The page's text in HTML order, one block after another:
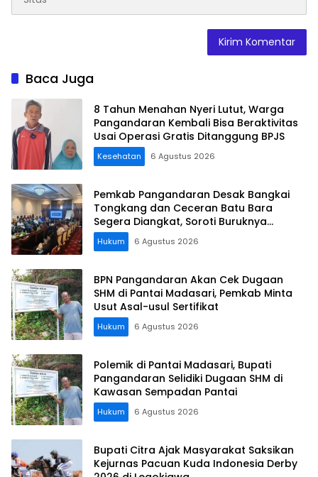
Baca Juga
8 Tahun Menahan Nyeri Lutut, Warga
Pangandaran Kembali Bisa Beraktivitas
Usai Operasi Gratis Ditanggung BPJS
Kesehatan 6 Agustus 2026
Pemkab Pangandaran Desak Bangkai
Tongkang dan Ceceran Batu Bara
Segera Diangkat, Soroti Buruknya
Koordinasi Perusahaan
Hukum 6 Agustus 2026
BPN Pangandaran Akan Cek Dugaan
SHM di Pantai Madasari, Pemkab Minta
Usut Asal-usul Sertifikat
Hukum 6 Agustus 2026
Polemik di Pantai Madasari, Bupati
Pangandaran Selidiki Dugaan SHM di
Kawasan Sempadan Pantai
Hukum 6 Agustus 2026
Bupati Citra Ajak Masyarakat Saksikan
Kejurnas Pacuan Kuda Indonesia Derby